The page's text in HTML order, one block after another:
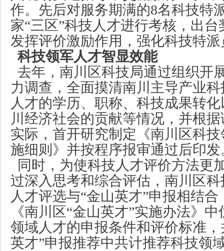
作。先后对服务期满的8名科技特
家“三区”科技人才进行考核，出
发挥评价激励作用，强化科技特
科技领军人才智显效能
去年，南川区科技局通过组织开
力调查，全面摸清南川主导产业
人才的学历、职称、科技成果转
川经济社会的贡献等情况，并根
实际，首开研究制定《南川区科
施细则》并按程序报审通过后印发
同时，为使科技人才评价方法更
过深入思考和综合评估，南川区
人才评选与“金山英才”申报相结
《南川区“金山英才”实施办法》
领域人才的申报条件和评价标准
英才”申报推荐中共计推荐科技领